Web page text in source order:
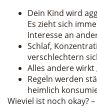
Dein Kind wird
Es zieht sich
Interesse an
Schlaf,
verschlechtern
Alles andere wirkt
Regeln werden
heimlich
Wieviel ist noch okay?